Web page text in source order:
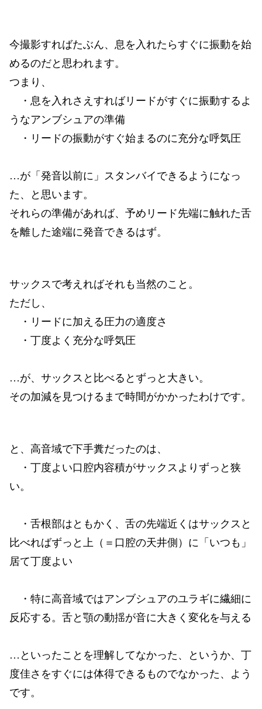
今撮影すればたぶん、息を入れたらすぐに振動を始
めるのだと思われます。
つまり、
・息を入れさえすればリードがすぐに振動するよ
うなアンブシュアの準備
・リードの振動がすぐ始まるのに充分な呼気圧
…が「発音以前に」スタンバイできるようになっ
た、と思います。
それらの準備があれば、予めリード先端に触れた舌
を離した途端に発音できるはず。
サックスで考えればそれも当然のこと。
ただし、
・リードに加える圧力の適度さ
・丁度よく充分な呼気圧
…が、サックスと比べるとずっと大きい。
その加減を見つけるまで時間がかかったわけです。
と、高音域で下手糞だったのは、
・丁度よい口腔内容積がサックスよりずっと狭
い。
・舌根部はともかく、舌の先端近くはサックスと
比べればずっと上（＝口腔の天井側）に「いつも」
居て丁度よい
・特に高音域ではアンブシュアのユラギに繊細に
反応する。舌と顎の動揺が音に大きく変化を与える
…といったことを理解してなかった、というか、丁
度佳さをすぐには体得できるものでなかった、よう
です。